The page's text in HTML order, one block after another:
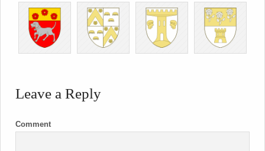
Leave a Reply
Comment